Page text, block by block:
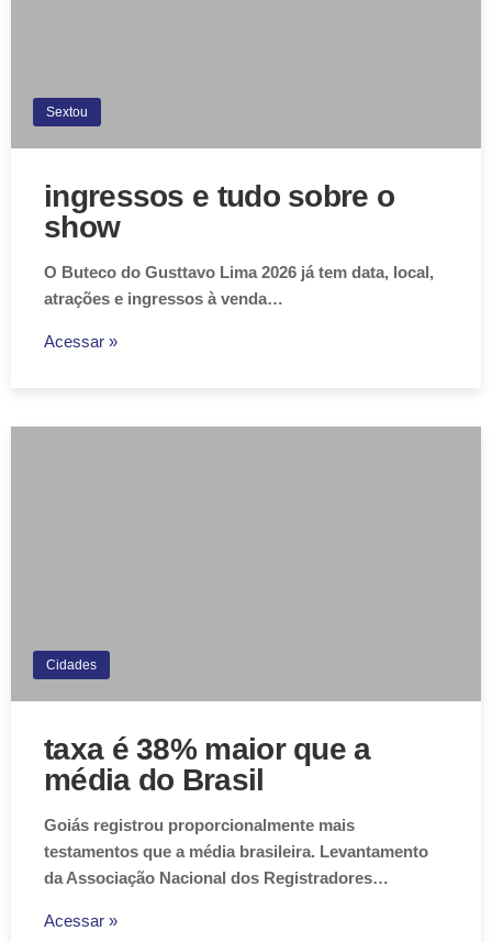
Sextou
ingressos e tudo sobre o
show
O Buteco do Gusttavo Lima 2026 já tem data, local,
atrações e ingressos à venda…
Acessar »
Cidades
taxa é 38% maior que a
média do Brasil
Goiás registrou proporcionalmente mais
testamentos que a média brasileira. Levantamento
da Associação Nacional dos Registradores…
Acessar »